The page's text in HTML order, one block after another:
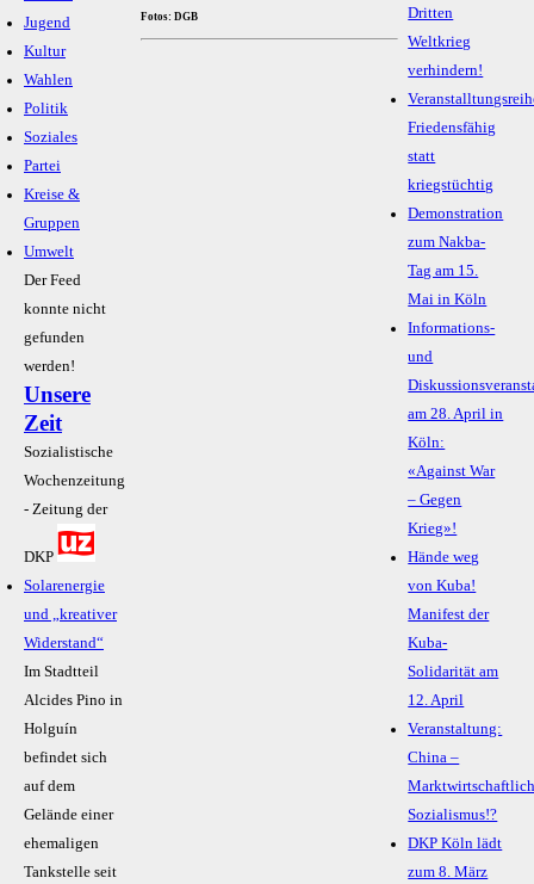
Jugend
Kultur
Wahlen
Politik
Soziales
Partei
Kreise &
Gruppen
Umwelt
Der Feed
konnte nicht
gefunden
werden!
Unsere
Zeit
Sozialistische
Wochenzeitung
- Zeitung der
DKP
Solarenergie
und „kreativer
Widerstand“
Im Stadtteil
Alcides Pino in
Holguín
befindet sich
auf dem
Gelände einer
ehemaligen
Tankstelle seit
Fotos: DGB
Dritten
Weltkrieg
verhindern!
Friedensfähig
statt
kriegstüchtig
Demonstration
zum Nakba-
Tag am 15.
Mai in Köln
Informations-
und
am 28. April in
Köln:
«Against War
– Gegen
Krieg»!
Hände weg
von Kuba!
Manifest der
Kuba-
Solidarität am
12. April
Veranstaltung:
China –
Sozialismus!?
DKP Köln lädt
zum 8. März